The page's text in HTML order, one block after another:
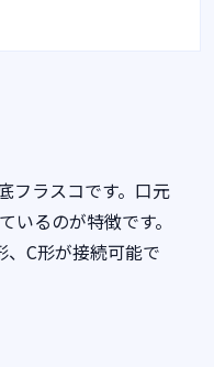
フラスコです。口元
いるのが特徴です。
、C形が接続可能で